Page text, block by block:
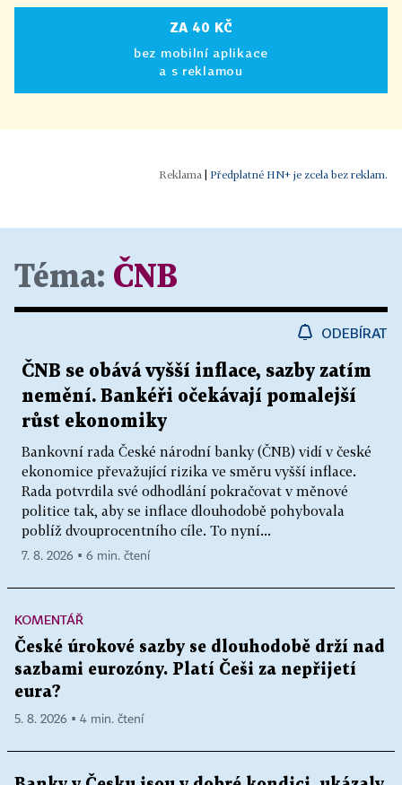
ZA 40 KČ
bez mobilní aplikace
a s reklamou
Předplatné HN+ je zcela bez reklam.
Téma: ČNB
ODEBÍRAT
ČNB se obává vyšší inflace, sazby zatím
nemění. Bankéři očekávají pomalejší
růst ekonomiky
Bankovní rada České národní banky (ČNB) vidí v české
ekonomice převažující rizika ve směru vyšší inflace.
Rada potvrdila své odhodlání pokračovat v měnové
politice tak, aby se inflace dlouhodobě pohybovala
poblíž dvouprocentního cíle. To nyní...
7. 8. 2026 ▪ 6 min. čtení
KOMENTÁŘ
České úrokové sazby se dlouhodobě drží nad
sazbami eurozóny. Platí Češi za nepřijetí
eura?
5. 8. 2026 ▪ 4 min. čtení